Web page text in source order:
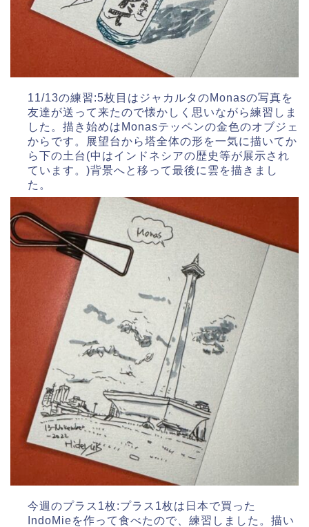
11/13の練習:5枚目はジャカルタのMonasの写真を
友達が送って来たので懐かしく思いながら練習しま
した。描き始めはMonasテッペンの金色のオブジェ
からです。展望台から塔全体の形を一気に描いてか
ら下の土台(中はインドネシアの歴史等が展示され
ています。)背景へと移って最後に雲を描きまし
た。
今週のプラス1枚:プラス1枚は日本で買った
IndoMieを作って食べたので、練習しました。描い